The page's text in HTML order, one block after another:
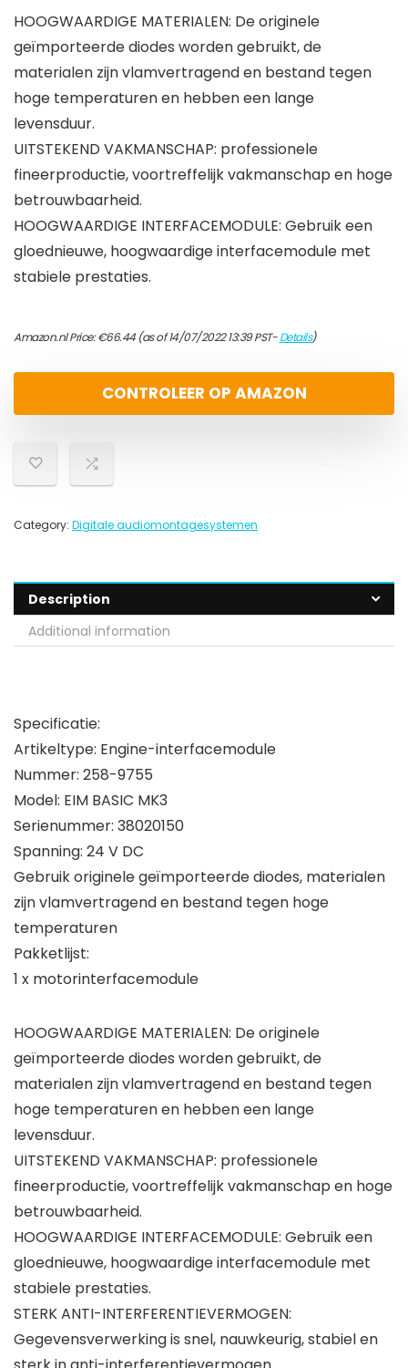
HOOGWAARDIGE MATERIALEN: De originele
geïmporteerde diodes worden gebruikt, de
materialen zijn vlamvertragend en bestand tegen
hoge temperaturen en hebben een lange
levensduur.
UITSTEKEND VAKMANSCHAP: professionele
fineerproductie, voortreffelijk vakmanschap en hoge
betrouwbaarheid.
HOOGWAARDIGE INTERFACEMODULE: Gebruik een
gloednieuwe, hoogwaardige interfacemodule met
stabiele prestaties.
Amazon.nl Price:€66.44(as of 14/07/2022 13:39 PST-Details)
CONTROLEER OP AMAZON
Category: Digitale audiomontagesystemen
Description
Additional information
Specificatie:
Artikeltype: Engine-interfacemodule
Nummer: 258-9755
Model: EIM BASIC MK3
Serienummer: 38020150
Spanning: 24 V DC
Gebruik originele geïmporteerde diodes, materialen
zijn vlamvertragend en bestand tegen hoge
temperaturen
Pakketlijst:
1 x motorinterfacemodule
HOOGWAARDIGE MATERIALEN: De originele
geïmporteerde diodes worden gebruikt, de
materialen zijn vlamvertragend en bestand tegen
hoge temperaturen en hebben een lange
levensduur.
UITSTEKEND VAKMANSCHAP: professionele
fineerproductie, voortreffelijk vakmanschap en hoge
betrouwbaarheid.
HOOGWAARDIGE INTERFACEMODULE: Gebruik een
gloednieuwe, hoogwaardige interfacemodule met
stabiele prestaties.
STERK ANTI-INTERFERENTIEVERMOGEN:
Gegevensverwerking is snel, nauwkeurig, stabiel en